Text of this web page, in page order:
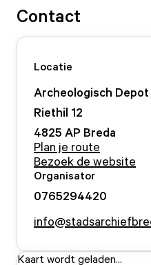
Contact
Locatie
Archeologisch Depot
Riethil 12
4825 AP Breda
Plan je route
Bezoek de website
Organisator
0765294420
Kaart wordt geladen...